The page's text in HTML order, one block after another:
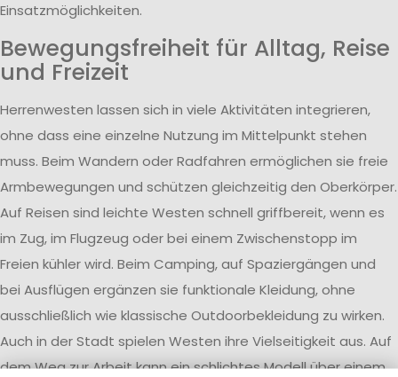
Einsatzmöglichkeiten.
Bewegungsfreiheit für Alltag, Reise
und Freizeit
Herrenwesten lassen sich in viele Aktivitäten integrieren,
ohne dass eine einzelne Nutzung im Mittelpunkt stehen
muss. Beim Wandern oder Radfahren ermöglichen sie freie
Armbewegungen und schützen gleichzeitig den Oberkörper.
Auf Reisen sind leichte Westen schnell griffbereit, wenn es
im Zug, im Flugzeug oder bei einem Zwischenstopp im
Freien kühler wird. Beim Camping, auf Spaziergängen und
bei Ausflügen ergänzen sie funktionale Kleidung, ohne
ausschließlich wie klassische Outdoorbekleidung zu wirken.
Auch in der Stadt spielen Westen ihre Vielseitigkeit aus. Auf
dem Weg zur Arbeit kann ein schlichtes Modell über einem